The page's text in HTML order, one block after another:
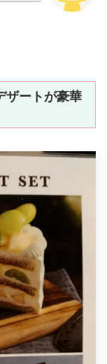
ザートが豪華